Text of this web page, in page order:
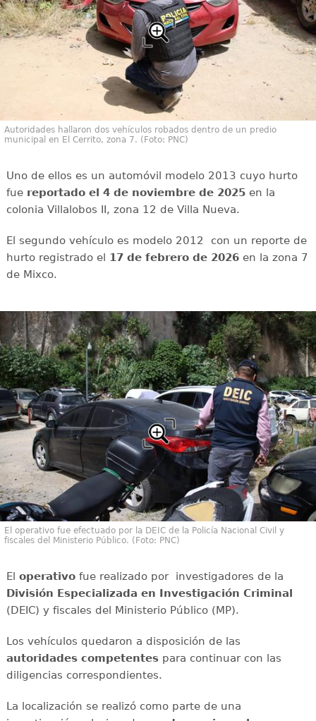
Autoridades hallaron dos vehículos robados dentro de un predio
municipal en El Cerrito, zona 7. (Foto: PNC)
Uno de ellos es un automóvil modelo 2013 cuyo hurto
fue reportado el 4 de noviembre de 2025en la
colonia Villalobos II, zona 12 de Villa Nueva.
El segundo vehículo es modelo 2012 con un reporte de
hurto registrado el 17 de febrero de 2026en la zona 7
de Mixco.
El operativo fue efectuado por la DEIC de la Policía Nacional Civil y
fiscales del Ministerio Público. (Foto: PNC)
El operativofue realizado por investigadores de la
División Especializada en Investigación Criminal
(DEIC) y fiscales del Ministerio Público (MP).
Los vehículos quedaron a disposición de las
autoridades competentespara continuar con las
diligencias correspondientes.
La localización se realizó como parte de una